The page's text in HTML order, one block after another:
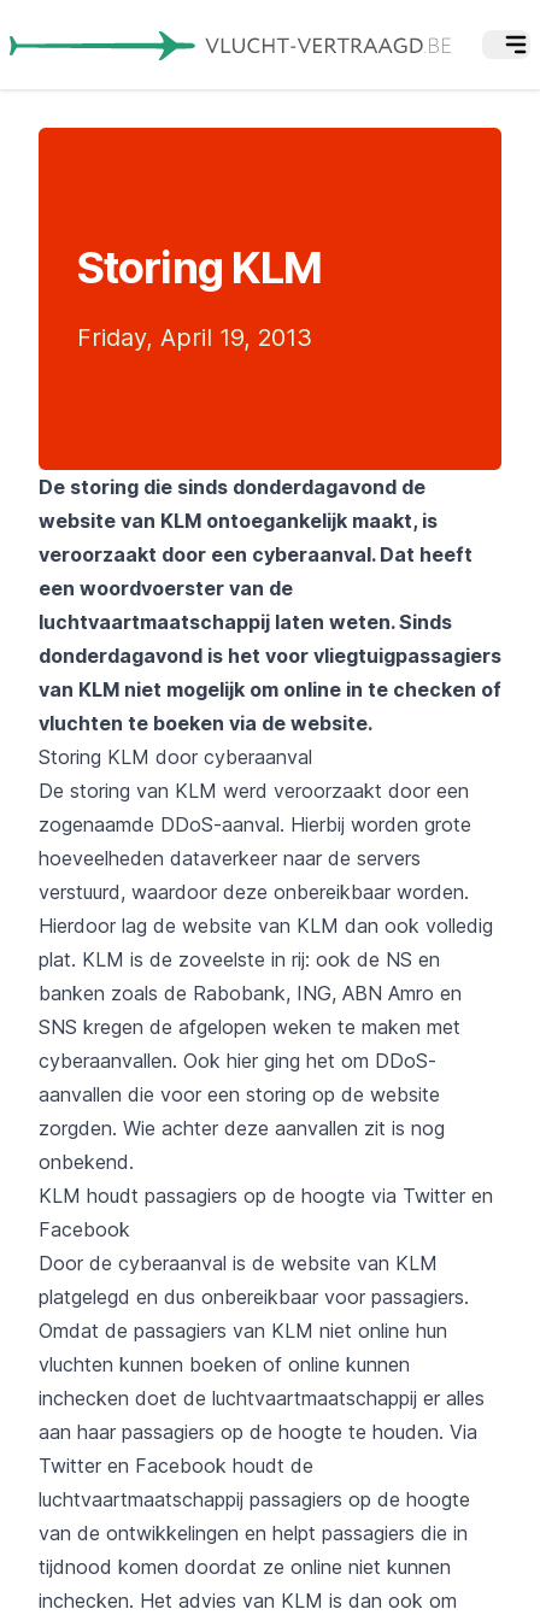
Storing KLM
Friday, April 19, 2013
De storing die sinds donderdagavond de
website van KLM ontoegankelijk maakt, is
veroorzaakt door een cyberaanval. Dat heeft
een woordvoerster van de
luchtvaartmaatschappij laten weten. Sinds
donderdagavond is het voor vliegtuigpassagiers
van KLM niet mogelijk om online in te checken of
vluchten te boeken via de website.
Storing KLM door cyberaanval
De storing van KLM werd veroorzaakt door een
zogenaamde DDoS-aanval. Hierbij worden grote
hoeveelheden dataverkeer naar de servers
verstuurd, waardoor deze onbereikbaar worden.
Hierdoor lag de website van KLM dan ook volledig
plat. KLM is de zoveelste in rij: ook de NS en
banken zoals de Rabobank, ING, ABN Amro en
SNS kregen de afgelopen weken te maken met
cyberaanvallen. Ook hier ging het om DDoS-
aanvallen die voor een storing op de website
zorgden. Wie achter deze aanvallen zit is nog
onbekend.
KLM houdt passagiers op de hoogte via Twitter en
Facebook
Door de cyberaanval is de website van KLM
platgelegd en dus onbereikbaar voor passagiers.
Omdat de passagiers van KLM niet online hun
vluchten kunnen boeken of online kunnen
inchecken doet de luchtvaartmaatschappij er alles
aan haar passagiers op de hoogte te houden. Via
Twitter en Facebook houdt de
luchtvaartmaatschappij passagiers op de hoogte
van de ontwikkelingen en helpt passagiers die in
tijdnood komen doordat ze online niet kunnen
inchecken. Het advies van KLM is dan ook om